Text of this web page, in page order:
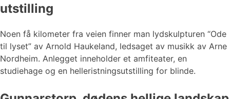
utstilling
Noen få kilometer fra veien finner man lydskulpturen “Ode
til lyset” av Arnold Haukeland, ledsaget av musikk av Arne
Nordheim. Anlegget inneholder et amfiteater, en
studiehage og en helleristningsutstilling for blinde.